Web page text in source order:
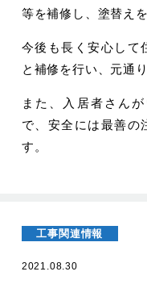
等を補修し、塗替え
今後も長く安心して
と補修を行い、元通
また、入居者さん
で、安全には最善の
す。
工事関連情報
2021.08.30